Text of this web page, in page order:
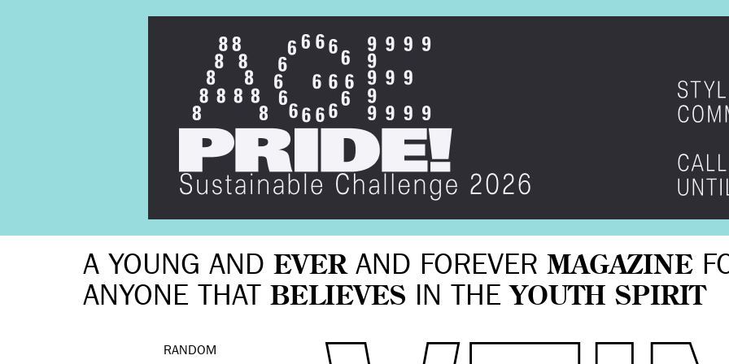
A YOUNG AND EVERAND FOREVER MAGAZINE
ANYONE THAT BELIEVES IN THE YOUTH SPIRIT
RANDOM